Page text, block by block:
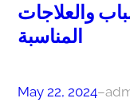
والعلاجات
المناسبة
May 22, 2024–